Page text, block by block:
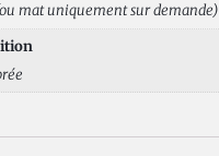
mat uniquement sur demande)